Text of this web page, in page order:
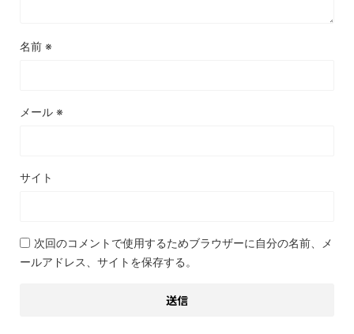
名前 ※
メール ※
サイト
次回のコメントで使用するためブラウザーに自分の名前、メ
ールアドレス、サイトを保存する。